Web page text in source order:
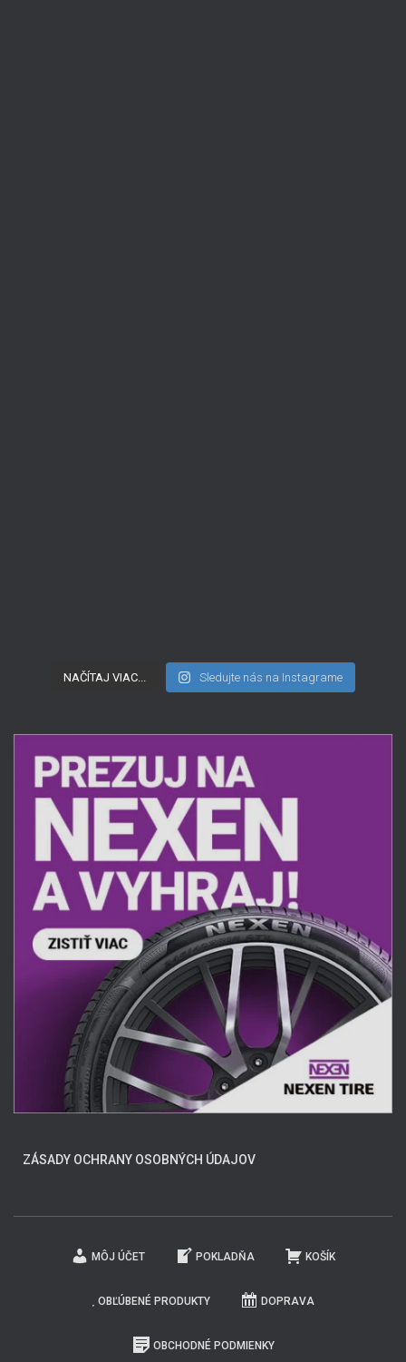
NAČÍTAJ VIAC... Sledujte nás na Instagrame
ZÁSADY OCHRANY OSOBNÝCH ÚDAJOV
MÔJ ÚČET POKLADŇA KOŠÍK
OBĽÚBENÉ PRODUKTY DOPRAVA
OBCHODNÉ PODMIENKY